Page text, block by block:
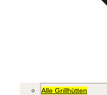
Alle Grillhütten